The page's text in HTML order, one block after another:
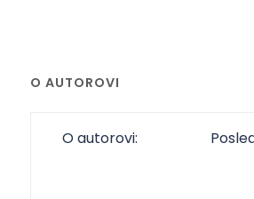
O AUTOROVI
O autorovi: